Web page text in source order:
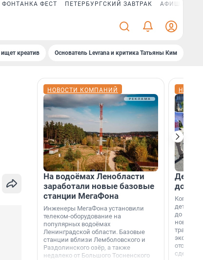
ФОНТАНКА ФЕСТ ПЕТЕРБУРГСКИЙ ЗАВТРАК АФИША PLUS
ищет креатив Основатель Levrana и критика Татьяны Ким
НОВОСТИ КОМПАНИЙ
На водоёмах Ленобласти
заработали новые базовые
станции МегаФона
Инженеры МегаФона установили
телеком-оборудование на
популярных водоёмах
Ленинградской области. Базовые
станции вблизи Лемболовского и
Раздолинского озёр, а также
недалеко от Большого Тосненского
Когда-
дети
до
новости
сделали